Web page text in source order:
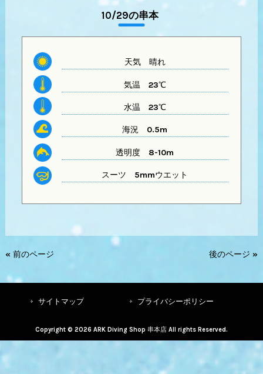
10/29の串本
天気晴れ
気温 23℃
水温 23℃
海況 0.5m
透明度 8-10m
スーツ 5mmウエット
« 前のページ 後のページ »
サイトマップ プライバシーポリシー
Copyright © 2026 ARK Diving Shop 串本店 All rights Reserved.